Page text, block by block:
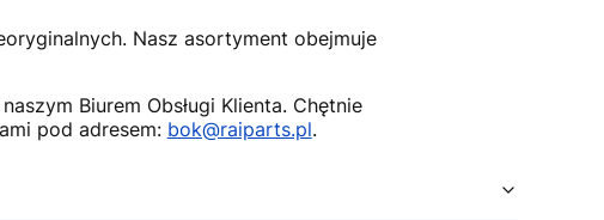
Nasz asortyment obejmuje
Biurem Obsługi Klienta. Chętnie
pod adresem: bok@raiparts.pl.